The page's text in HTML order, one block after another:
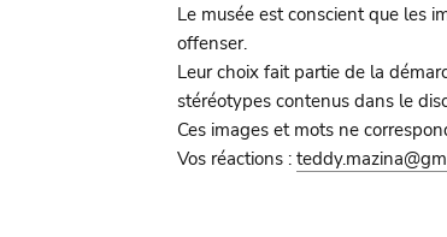
Le musée est conscient que les
offenser.
Leur choix fait partie de la
stéréotypes contenus dans le
Ces images et mots ne
Vos réactions :